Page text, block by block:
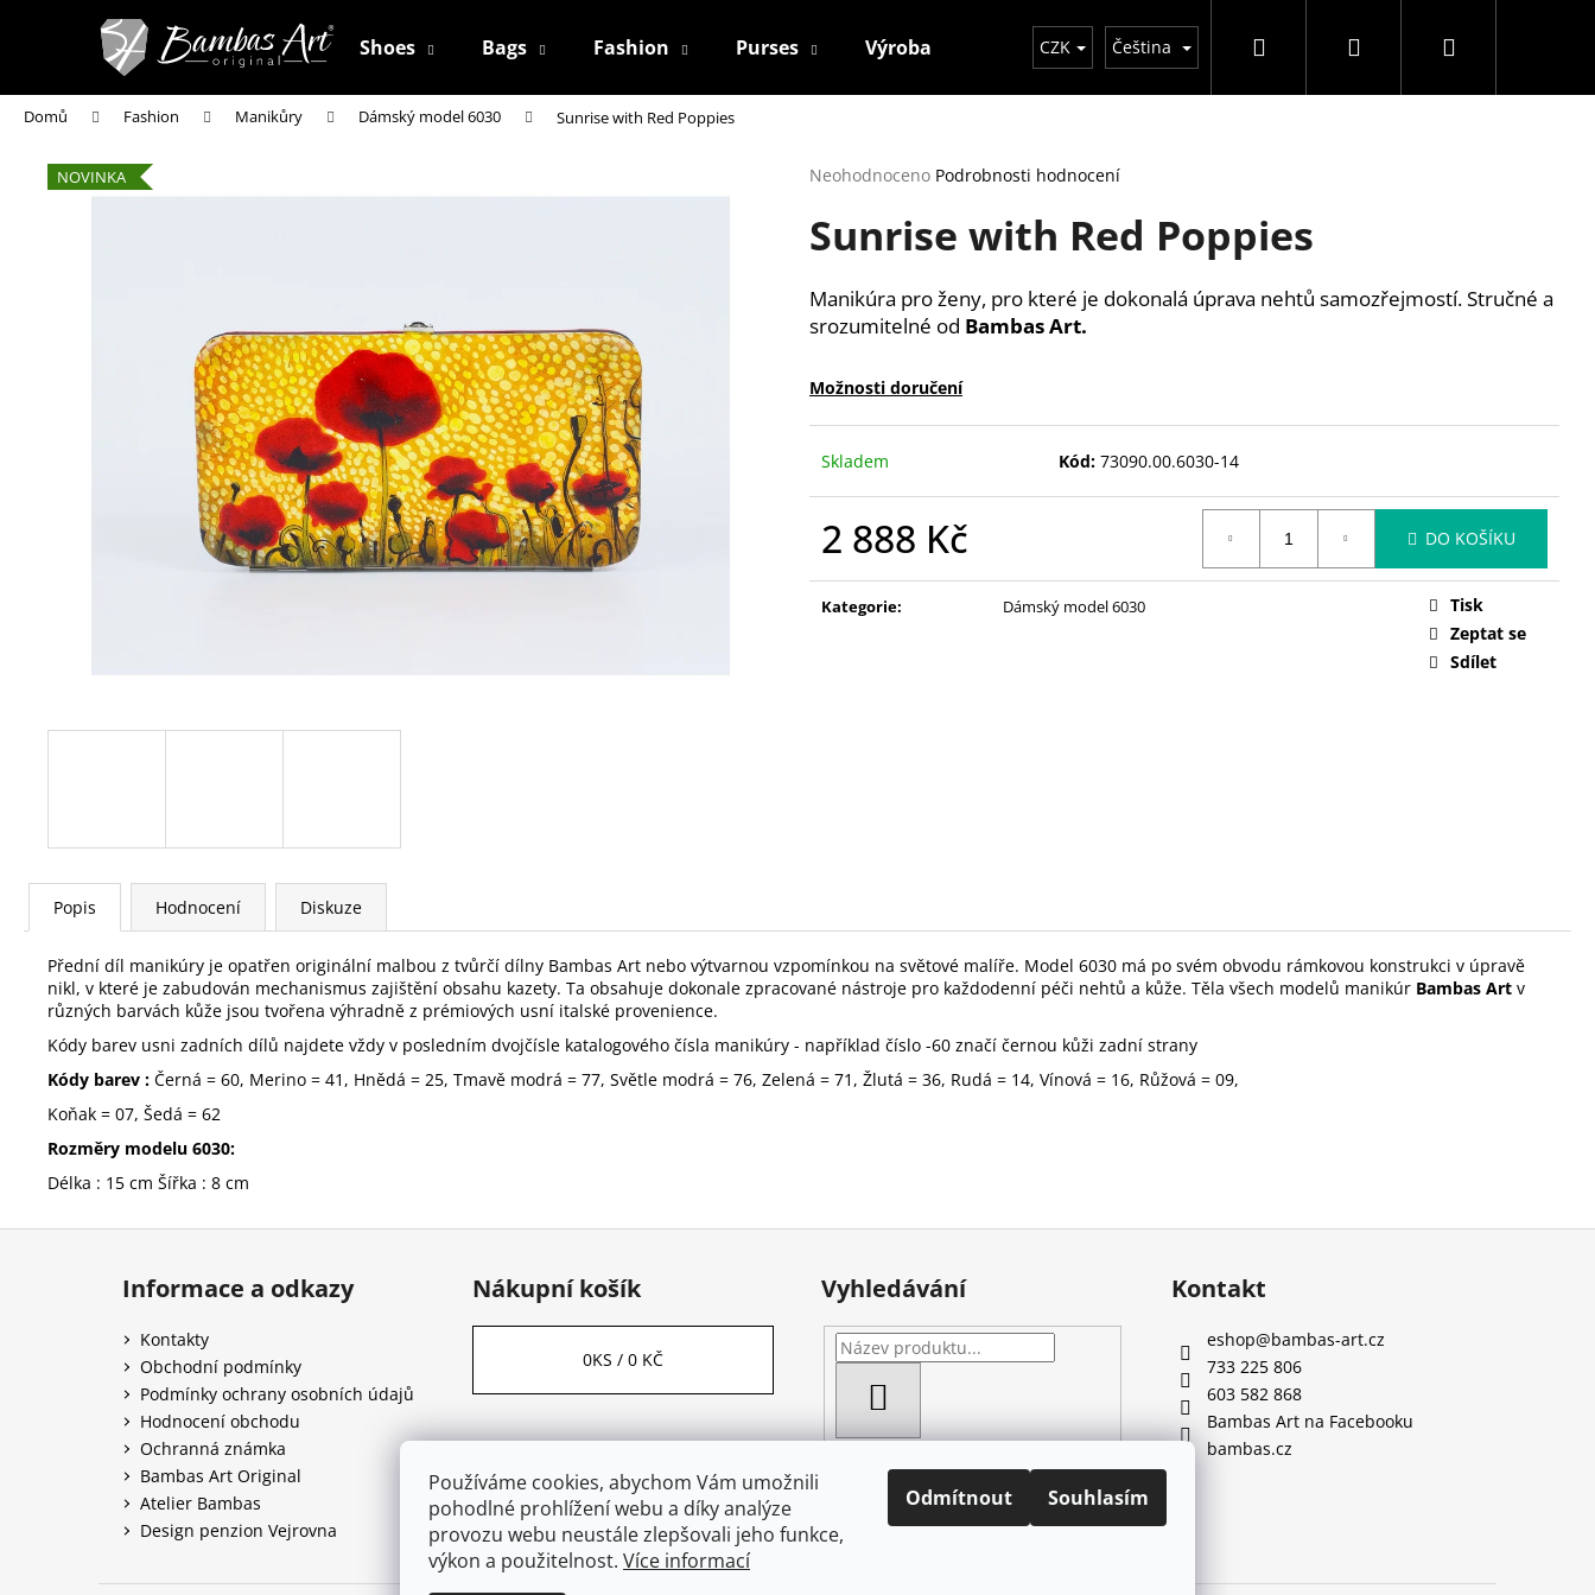
Používáme cookies, abychom Vám umožnili
pohodlné prohlížení webu a díky analýze
provozu webu neustále zlepšovali jeho funkce,
výkon a použitelnost. Více informací
Odmítnout Souhlasím
Shoes Bags Fashion Purses Výroba Kontakty
CZK Čeština Hledat PřihlášeníNákupní
Domů Fashion Manikůry Dámský model 6030 Sunrise with Red Poppies
Průměrné
produktu
je
z
5
hvězdiček.
Neohodnoceno Podrobnosti hodnocení
Sunrise with Red Poppies
Manikúra pro ženy, pro které je dokonalá úprava nehtů samozřejmostí. Stručné a
srozumitelné od Bambas Art.
Možnosti doručení
Skladem Kód: 73090.00.6030-14
2 888 Kč DO KOŠÍKU
Kategorie: Dámský model 6030
Tisk
Zeptat se
Sdílet
NOVINKA
Popis Hodnocení Diskuze
Přední díl manikúry je opatřen originální malbou z tvůrčí dílny Bambas Art nebo výtvarnou vzpomínkou na světové malíře. Model 6030 má po svém obvodu rámkovou konstrukci v úpravě
nikl, v které je zabudován mechanismus zajištění obsahu kazety. Ta obsahuje dokonale zpracované nástroje pro každodenní péči nehtů a kůže. Těla všech modelů manikúr Bambas Art v
různých barvách kůže jsou tvořena výhradně z prémiových usní italské provenience.
Kódy barev usni zadních dílů najdete vždy v posledním dvojčísle katalogového čísla manikúry - například číslo -60 značí černou kůži zadní strany
Kódy barev : Černá = 60, Merino = 41, Hnědá = 25, Tmavě modrá = 77, Světle modrá = 76, Zelená = 71, Žlutá = 36, Rudá = 14, Vínová = 16, Růžová = 09,
Koňak = 07, Šedá = 62
Rozměry modelu 6030:
Délka : 15 cm Šířka : 8 cm
í
Zpět
do
obchodu
Zpět
do
obchodu
Co potřebujete najít?
HLEDAT
Doporučujeme
Z
Informace a odkazy
Kontakty
Obchodní podmínky
Podmínky ochrany osobních údajů
Hodnocení obchodu
Ochranná známka
Bambas Art Original
Atelier Bambas
Design penzion Vejrovna
Nákupní košík
0KS / 0 KČ
Vyhledávání Kontakt
eshop@bambas-art.cz
733 225 806
603 582 868
Bambas Art na Facebooku
bambas.cz